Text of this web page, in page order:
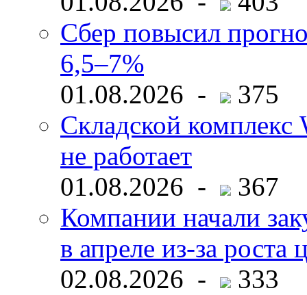
Сбер повысил
6,5–7%
01.08.2026 -
375
Складской комплекс
не работает
01.08.2026 -
367
Компании начали
в апреле из-за роста
02.08.2026 -
333